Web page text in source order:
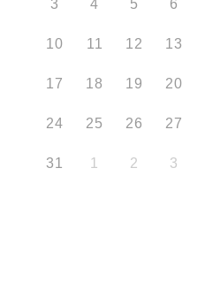
3 4 5 6
10 11 12 13
17 18 19 20
24 25 26 27
31 1 2 3